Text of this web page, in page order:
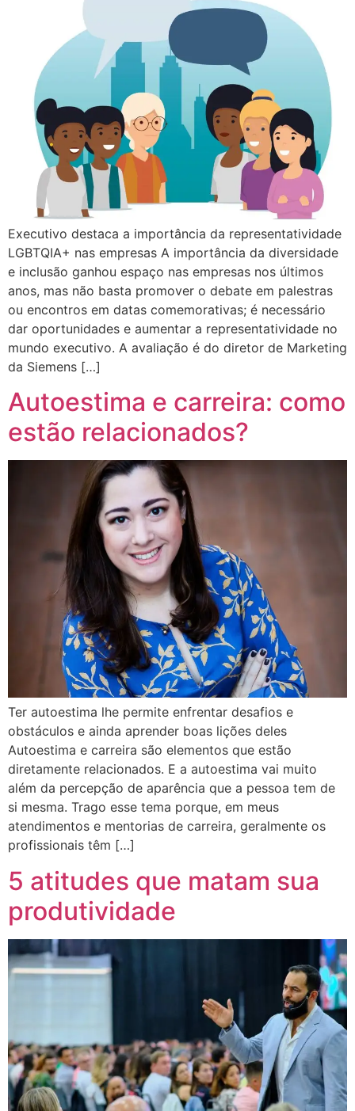
Executivo destaca a importância da representatividade
LGBTQIA+ nas empresas A importância da diversidade
e inclusão ganhou espaço nas empresas nos últimos
anos, mas não basta promover o debate em palestras
ou encontros em datas comemorativas; é necessário
dar oportunidades e aumentar a representatividade no
mundo executivo. A avaliação é do diretor de Marketing
da Siemens […]
Autoestima e carreira: como
estão relacionados?
Ter autoestima lhe permite enfrentar desafios e
obstáculos e ainda aprender boas lições deles
Autoestima e carreira são elementos que estão
diretamente relacionados. E a autoestima vai muito
além da percepção de aparência que a pessoa tem de
si mesma. Trago esse tema porque, em meus
atendimentos e mentorias de carreira, geralmente os
profissionais têm […]
5 atitudes que matam sua
produtividade